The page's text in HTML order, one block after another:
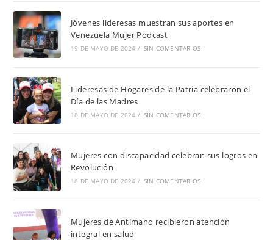
Jóvenes lideresas muestran sus aportes en
Venezuela Mujer Podcast
19 DE MAYO DE 2024 / SIN COMENTARIOS
Lideresas de Hogares de la Patria celebraron el
Día de las Madres
18 DE MAYO DE 2024 / SIN COMENTARIOS
Mujeres con discapacidad celebran sus logros en
Revolución
18 DE MAYO DE 2024 / SIN COMENTARIOS
Mujeres de Antímano recibieron atención
integral en salud